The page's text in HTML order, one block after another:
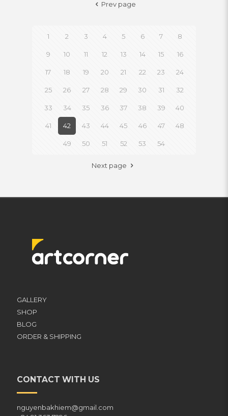
Prev page
1 2 3 4 5 6 7 8
9 10 11 12 13 14 15 16
17 18 19 20 21 22 23 24
25 26 27 28 29 30 31 32
33 34 35 36 37 38 39 40
41 42 43 44 45 46 47 48
49 50 51 52 53 54
Next page
GALLERY
SHOP
BLOG
ORDER & SHIPPING
CONTACT WITH US
nguyenbakhiem@gmail.com